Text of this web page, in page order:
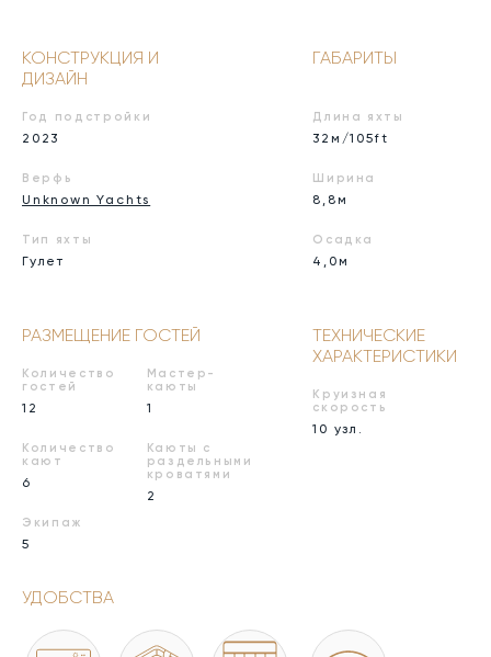
КОНСТРУКЦИЯ И
ДИЗАЙН
Год подстройки
2023
Верфь
Unknown Yachts
Тип яхты
Гулет
ГАБАРИТЫ
Длина яхты
32м/105ft
Ширина
8,8м
Осадка
4,0м
РАЗМЕЩЕНИЕ ГОСТЕЙ
Количество
гостей
12
Количество
кают
6
Экипаж
5
Мастер-
каюты
1
Каюты с
раздельными
кроватями
2
ТЕХНИЧЕСКИЕ
ХАРАКТЕРИСТИКИ
Круизная
скорость
10 узл.
УДОБСТВА